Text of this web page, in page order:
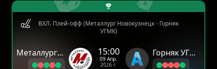
ВХЛ. Плей-офф (Металлург Новокузнецк - Горняк
УГМК)
Металлург Новокузнецк 15:00
09 Апр.
2026 г.
Горняк УГМК